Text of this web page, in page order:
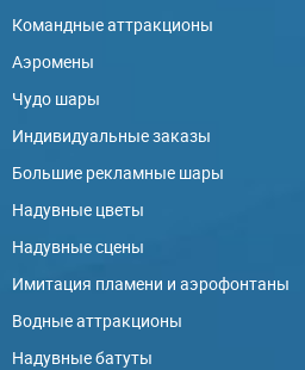
Командные аттракционы
Аэромены
Чудо шары
Индивидуальные заказы
Большие рекламные шары
Надувные цветы
Надувные сцены
Имитация пламени и аэрофонтаны
Водные аттракционы
Надувные батуты